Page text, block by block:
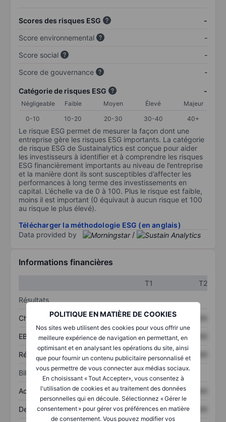
POLITIQUE EN MATIÈRE DE COOKIES
Nos sites web utilisent des cookies pour vous offrir une
meilleure expérience de navigation en permettant, en
optimisant et en analysant les opérations du site, ainsi
que pour fournir un contenu publicitaire personnalisé et
vous permettre de vous connecter aux médias sociaux.
En choisissant « Tout Accepter», vous consentez à
l'utilisation de cookies et au traitement des données
personnelles qui en découle. Sélectionnez « Gérer le
consentement » pour gérer vos préférences en matière
de consentement. Vous pouvez modifier vos
Scores des risques ESG
-
Score environnemental
-
Score social
-
Score de gouvernance
-
Catégorie de risques ESG -
Négligeable Faible Moyen Élevé
Majeur
0-10
10-20 20-30 30-40 40+
Le risque ESG permet de mesurer la façon dont une
entreprise gère les risques ESG importants. La catégorie
de risque ESG de Sustainalytics est conçue pour aider
les investisseurs à identifier et à comprendre les risques
ESG financièrement importants au niveau de l’entreprise
et la manière dont ils sont susceptibles d’affecter les
performances à long terme des investissements en
capital. L’échelle va de 0 à 100. Plus le risque est faible,
moins il est important (0 équivaut à aucun risque et 100
au risque le plus élevé).
Télécharger la méthodologie ESG (en anglais)
Data provided by
/
Informations financières
T1
T2
Résultats
Chiffre d’affaires XXXXXXX XXXXXXX
EBITDA XXXXXXX XXXXXXX
Résultat net XXXXXXX XXXXXXX
Bilan
Actifs totaux XXXXXXX XXXXXXX
Dette totale XXXXXXX XXXXXXX